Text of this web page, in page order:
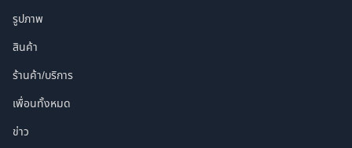
รูปภาพ
สินค้า
ร้านค้า/บริการ
เพื่อนทั้งหมด
ข่าว